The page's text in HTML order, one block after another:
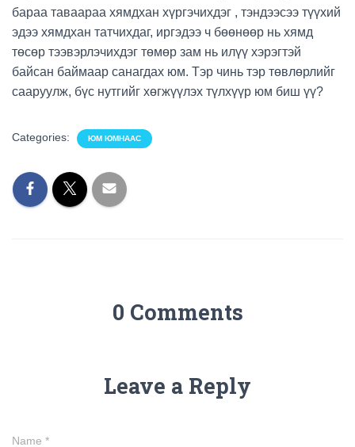
бараа таваараа хямдхан хүргэчихдэг , тэндээсээ түүхий
эдээ хямдхан татчихдаг, иргэдээ ч бөөнөөр нь хямд
төсөр тээвэрлэчихдэг төмөр зам нь илүү хэрэгтэй
байсан баймаар санагдах юм. Тэр чинь тэр төвлөрлийг
сааруулж, бүс нутгийг хөгжүүлэх түлхүүр юм биш үү?
Categories: ЮМ ЮМНААС
0 Comments
Leave a Reply
Name *